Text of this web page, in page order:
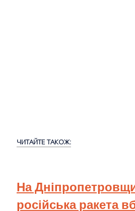
ЧИТАЙТЕ ТАКОЖ:
На
російська ракета